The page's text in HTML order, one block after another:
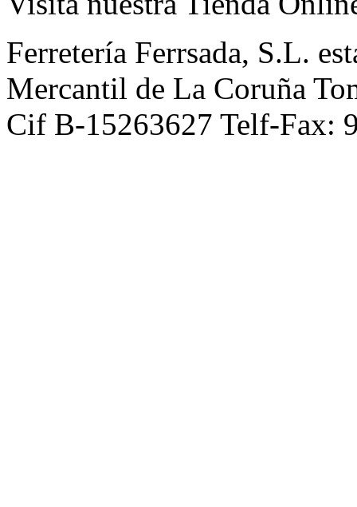
Ferretería Ferrsada, S.L.
Mercantil de La Coruña
Cif B-15263627 Telf-Fax: